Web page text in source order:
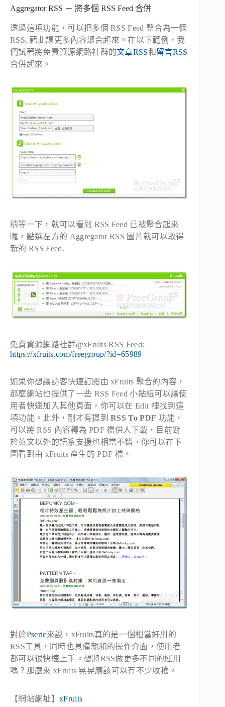
Aggregator RSS － 將多個 RSS Feed 合併
透過這項功能，可以把多個 RSS Feed 整合為一個
RSS, 藉此讓更多內容聚合起來。在以下範例，我
們試著將免費資源網路社群的文章RSS和留言RSS
合併起來。
稍等一下，就可以看到 RSS Feed 已被聚合起來
囉，點選左方的 Aggregator RSS 圖片就可以取得
新的 RSS Feed.
免費資源網路社群@xFruits RSS Feed:
https://xfruits.com/freegroup/?id=65989
如果你想讓訪客快速訂閱由 xFruits 聚合的內容，
那麼網站也提供了一些 RSS Feed 小貼紙可以讓使
用者快速加入其他頁面，你可以在Edit 裡找到這
項功能。此外，剛才有提到RSS To PDF 功能，
可以將 RSS 內容轉為 PDF 檔供人下載，目前對
於英文以外的語系支援也相當不錯，你可以在下
圖看到由 xFruits 產生的 PDF 檔。
對於Pseric來說，xFruits真的是一個相當好用的
RSS工具，同時也具備親和的操作介面，使用者
都可以很快速上手。想將RSS做更多不同的運用
嗎？那麼來 xFruits 晃晃應該可以有不少收穫。
【網站網址】 xFruits